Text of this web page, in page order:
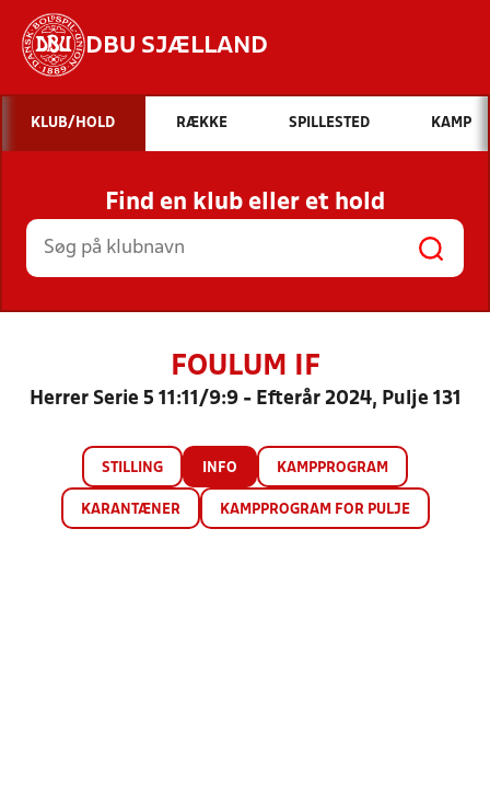
DBU SJÆLLAND
Hvad vil du søge efter?
INDHOLD OG NYHEDER
STILLINGER, RESULTATER, KLUBBER OG
HOLD
KLUB/HOLD RÆKKE SPILLESTED KAMP
Find en klub eller et hold
FOULUM IF
Herrer Serie 5 11:11/9:9 - Efterår 2024, Pulje 131
STILLING INFO KAMPPROGRAM
KARANTÆNER KAMPPROGRAM FOR PULJE